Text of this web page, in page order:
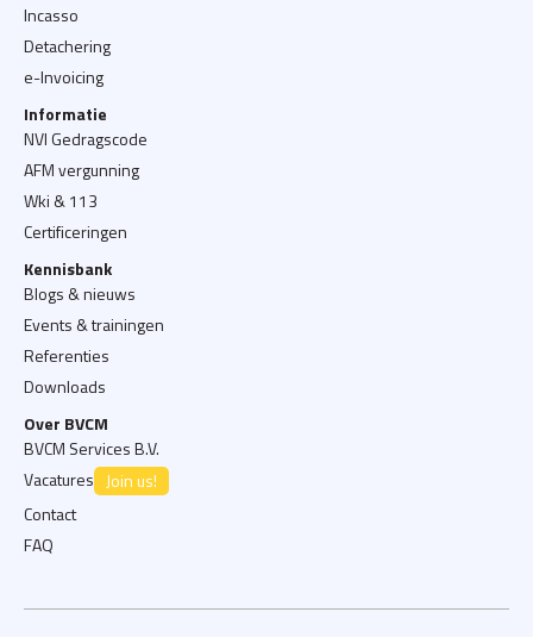
Incasso
Detachering
e-Invoicing
Informatie
NVI Gedragscode
AFM vergunning
Wki & 113
Certificeringen
Kennisbank
Blogs & nieuws
Events & trainingen
Referenties
Downloads
Over BVCM
BVCM Services B.V.
Vacatures Join us!
Contact
FAQ